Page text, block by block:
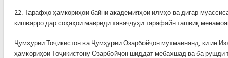
22. Тарафҳо ҳамкориҳои байни академияҳои илмҳо ва дигар
кишварро дар соҳаҳои мавриди таваҷҷуҳи тарафайн ташвиқ
Ҷумҳурии Тоҷикистон ва Ҷумҳурии Озарбойҷон мутмаинанд, ки ин
ҳамкориҳои Тоҷикистону Озарбойҷон шиддат мебахшад ва ба